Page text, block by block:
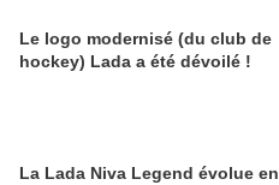
Le logo modernisé (du club de
hockey) Lada a été dévoilé !
La Lada Niva Legend évolue en